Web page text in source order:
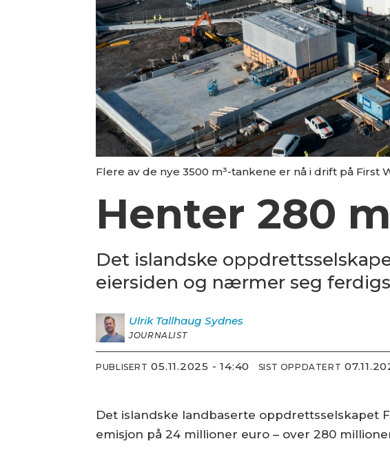
Flere av de nye 3500 m³-tankene er nå i drift på First
Henter 280
Det islandske
eiersiden og nærmer seg
Ulrik Tallhaug Sydnes
JOURNALIST
PUBLISERT 05.11.2025 - 14:40 SIST OPPDATERT
Det islandske landbaserte oppdrettsselskapet
emisjon på 24 millioner euro – over 280